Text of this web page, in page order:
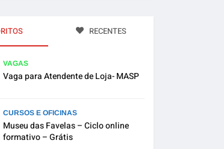
RECENTES
VAGAS
Vaga para Atendente de Loja- MASP
CURSOS E OFICINAS
Museu das Favelas – Ciclo online
formativo – Grátis